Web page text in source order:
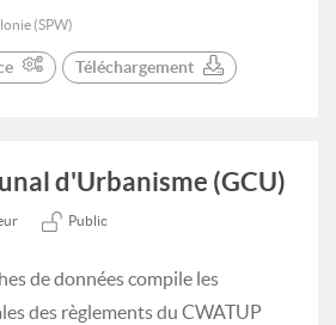
(SPW)
Téléchargement
d'Urbanisme (GCU)
Public
de données compile les
des règlements du CWATUP